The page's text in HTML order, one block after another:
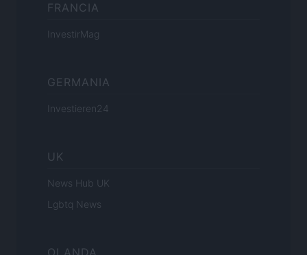
FRANCIA
InvestirMag
GERMANIA
Investieren24
UK
News Hub UK
Lgbtq News